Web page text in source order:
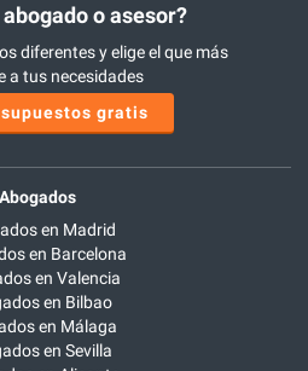
o asesor?
diferentes y elige el que más
a tus necesidades
gratis
Abogados
en Madrid
en Barcelona
en Valencia
en Bilbao
en Málaga
en Sevilla